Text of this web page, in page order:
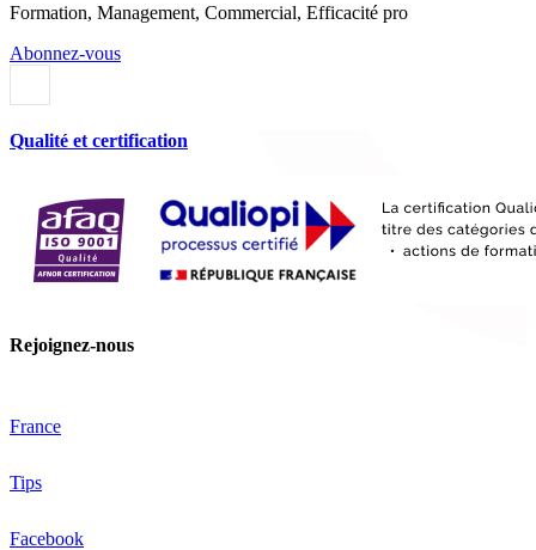
Formation, Management, Commercial, Efficacité pro
Abonnez-vous
Qualité et certification
Rejoignez-nous
France
Tips
Facebook